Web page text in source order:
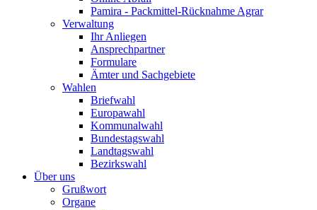
Pamira - Packmittel-Rücknahme Agrar
Verwaltung
Ihr Anliegen
Ansprechpartner
Formulare
Ämter und Sachgebiete
Wahlen
Briefwahl
Europawahl
Kommunalwahl
Bundestagswahl
Landtagswahl
Bezirkswahl
Über uns
Grußwort
Organe